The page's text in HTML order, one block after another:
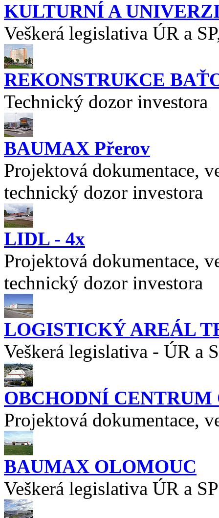
KULTURNÍ A
Veškerá legislativa ÚR a
REKONSTRUKCE
Technický dozor investora
BAUMAX Přerov
Projektová dokumentace,
technický dozor investora
LIDL - 4x
Projektová dokumentace,
technický dozor investora
LOGISTICKÝ AREÁL
Veškerá legislativa - ÚR a
OBCHODNÍ CENTRUM
Projektová dokumentace,
BAUMAX OLOMOUC
Veškerá legislativa ÚR a SP